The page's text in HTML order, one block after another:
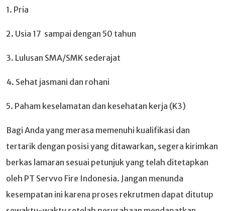
1. Pria
2. Usia 17 sampai dengan 50 tahun
3. Lulusan SMA/SMK sederajat
4. Sehat jasmani dan rohani
5. Paham keselamatan dan kesehatan kerja (K3)
Bagi Anda yang merasa memenuhi kualifikasi dan
tertarik dengan posisi yang ditawarkan, segera kirimkan
berkas lamaran sesuai petunjuk yang telah ditetapkan
oleh PT Servvo Fire Indonesia. Jangan menunda
kesempatan ini karena proses rekrutmen dapat ditutup